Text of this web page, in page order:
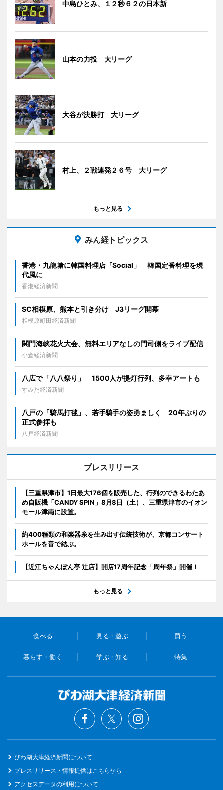
中島ひとみ、１２秒６２の日本新
山本の力投 大リーグ
大谷が決勝打 大リーグ
村上、２戦連発２６号 大リーグ
もっと見る
みん経トピックス
香港・九龍塘に韓国料理店「Social」 韓国定番料理を現
代風に
香港経済新聞
SC相模原、熊本と引き分け J3リーグ開幕
相模原町田経済新聞
関門海峡花火大会、無料エリアなしの門司側をライブ配信
小倉経済新聞
八広で「八八祭り」 1500人が提灯行列、多幸アートも
すみだ経済新聞
八戸の「騎馬打毬」、若手騎手の姿勇ましく 20年ぶりの
正式参拝も
八戸経済新聞
プレスリリース
【三重県津市】1日最大176個を販売した、行列のできるわたあ
め自販機「CANDY SPIN」8月8日（土）、三重県津市のイオン
モール津南に設置。
約400種類の和楽器糸を生み出す伝統技術が、京都コンサート
ホールを音で結ぶ。
【近江ちゃんぽん亭 辻店】開店17周年記念「周年祭」開催！
もっと見る
食べる 見る・遊ぶ 買う
暮らす・働く 学ぶ・知る 特集
びわ湖大津経済新聞について
プレスリリース・情報提供はこちらから
アクセスデータの利用について